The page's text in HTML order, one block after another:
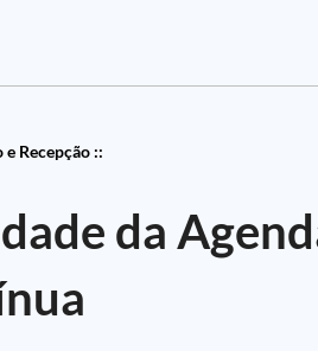
Recepção ::
da